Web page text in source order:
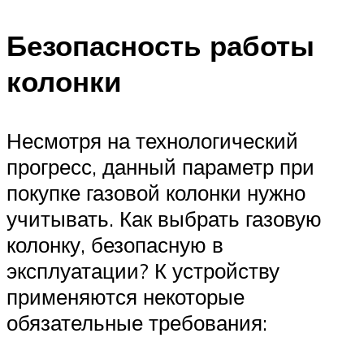
Безопасность работы
колонки
Несмотря на технологический
прогресс, данный параметр при
покупке газовой колонки нужно
учитывать. Как выбрать газовую
колонку, безопасную в
эксплуатации? К устройству
применяются некоторые
обязательные требования: